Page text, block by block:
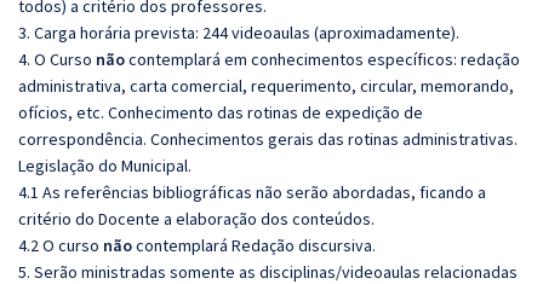
todos) a critério dos professores.
3. Carga horária prevista: 244 videoaulas (aproximadamente).
4. O Curso nãocontemplará em conhecimentos específicos: redação
administrativa, carta comercial, requerimento, circular, memorando,
ofícios, etc. Conhecimento das rotinas de expedição de
correspondência. Conhecimentos gerais das rotinas administrativas.
Legislação do Municipal.
4.1 As referências bibliográficas não serão abordadas, ficando a
critério do Docente a elaboração dos conteúdos.
4.2 O curso nãocontemplará Redação discursiva.
5. Serão ministradas somente as disciplinas/videoaulas relacionadas